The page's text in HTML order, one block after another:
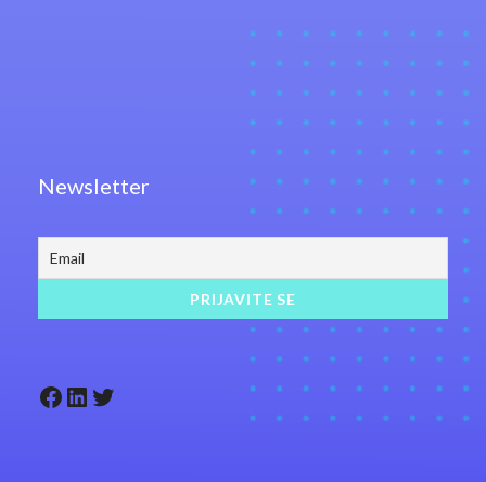
Newsletter
Facebook LinkedIn Twitter